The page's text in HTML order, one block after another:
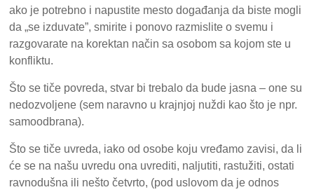
ako je potrebno i napustite mesto događanja da biste mogli
da „se izduvate”, smirite i ponovo razmislite o svemu i
razgovarate na korektan način sa osobom sa kojom ste u
konfliktu.
Što se tiče povreda, stvar bi trebalo da bude jasna – one su
nedozvoljene (sem naravno u krajnjoj nuždi kao što je npr.
samoodbrana).
Što se tiče uvreda, iako od osobe koju vređamo zavisi, da li
će se na našu uvredu ona uvrediti, naljutiti, rastužiti, ostati
ravnodušna ili nešto četvrto, (pod uslovom da je odnos